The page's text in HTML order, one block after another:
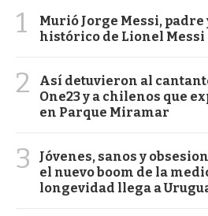
1
Murió Jorge Messi,
histórico de Lionel Messi
2
Así detuvieron al
One23 y a chilenos que
en Parque Miramar
3
Jóvenes, sanos y
el nuevo boom de la
longevidad llega a